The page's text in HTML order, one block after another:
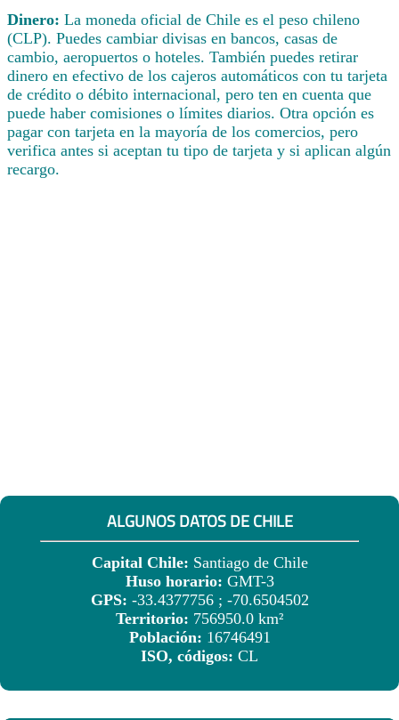
Dinero: La moneda oficial de Chile es el peso chileno
(CLP). Puedes cambiar divisas en bancos, casas de
cambio, aeropuertos o hoteles. También puedes retirar
dinero en efectivo de los cajeros automáticos con tu tarjeta
de crédito o débito internacional, pero ten en cuenta que
puede haber comisiones o límites diarios. Otra opción es
pagar con tarjeta en la mayoría de los comercios, pero
verifica antes si aceptan tu tipo de tarjeta y si aplican algún
recargo.
ALGUNOS DATOS DE CHILE
Capital Chile: Santiago de Chile
Huso horario: GMT-3
GPS: -33.4377756 ; -70.6504502
Territorio: 756950.0 km²
Población: 16746491
ISO, códigos: CL